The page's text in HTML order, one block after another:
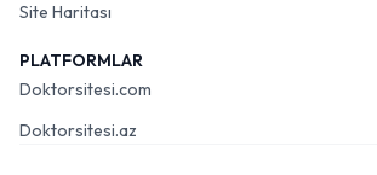
Site Haritası
PLATFORMLAR
Doktorsitesi.com
Doktorsitesi.az